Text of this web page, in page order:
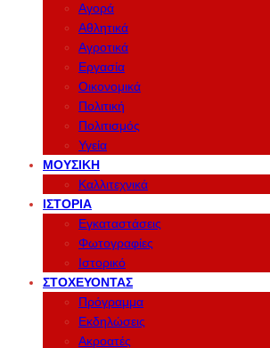
Αγορά
Αθλητικά
Αγροτικά
Εργασία
Οικονομικά
Πολιτική
Πολιτισμός
Υγεία
ΜΟΥΣΙΚΉ
Καλλιτεχνικά
ΙΣΤΟΡΊΑ
Εγκαταστάσεις
Φωτογραφίες
Ιστορικό
ΣΤΟΧΕΎΟΝΤΑΣ
Πρόγραμμα
Εκδηλώσεις
Ακροατές